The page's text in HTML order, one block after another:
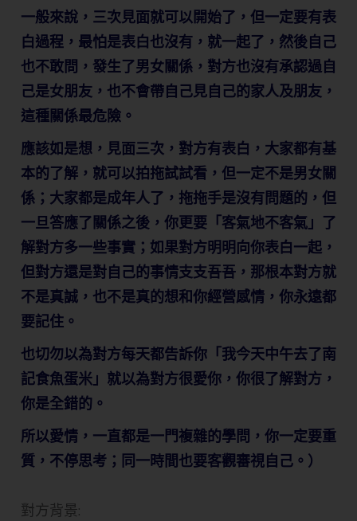
一般來說，三次見面就可以開始了，但一定要有表
白過程，最怕是表白也沒有，就一起了，然後自己
也不敢問，發生了男女關係，對方也沒有承認過自
己是女朋友，也不會帶自己見自己的家人及朋友，
這種關係最危險。
應該如是想，見面三次，對方有表白，大家都有基
本的了解，就可以拍拖試試看，但一定不是男女關
係；大家都是成年人了，拖拖手是沒有問題的，但
一旦答應了關係之後，你更要「客氣地不客氣」了
解對方多一些事實；如果對方明明向你表白一起，
但對方還是對自己的事情支支吾吾，那根本對方就
不是真誠，也不是真的想和你經營感情，你永遠都
要記住。
也切勿以為對方每天都告訴你「我今天中午去了南
記食魚蛋米」就以為對方很愛你，你很了解對方，
你是全錯的。
所以愛情，一直都是一門複雜的學問，你一定要重
質，不停思考；同一時間也要客觀審視自己。）​
對方背景: